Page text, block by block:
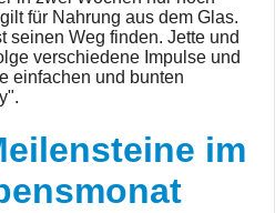
für Nahrung aus dem Glas.
seinen Weg finden. Jette und
verschiedene Impulse und
einfachen und bunten
im